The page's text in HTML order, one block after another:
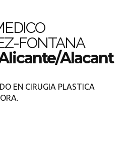
FONTANA
Alacant
EN CIRUGIA PLASTICA